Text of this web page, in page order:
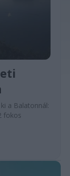
a Balatonnál:
fokos